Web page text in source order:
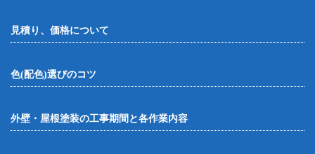
見積り、価格について
色(配色)選びのコツ
外壁・屋根塗装の工事期間と各作業内容